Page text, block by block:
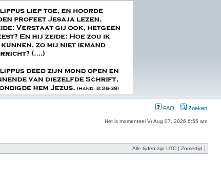
FAQ Zoeken
Het is momenteel Vr Aug 07, 2026 6:55 am
Alle tijden zijn UTC [ Zomertijd ]